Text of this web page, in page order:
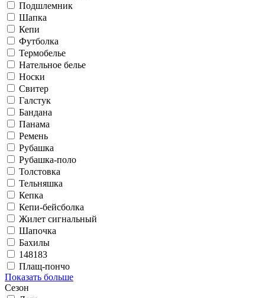
Подшлемник
Шапка
Кепи
Футболка
Термобелье
Нательное белье
Носки
Свитер
Галстук
Бандана
Панама
Ремень
Рубашка
Рубашка-поло
Толстовка
Тельняшка
Кепка
Кепи-бейсболка
Жилет сигнальный
Шапочка
Бахилы
148183
Плащ-пончо
Показать больше
Сезон